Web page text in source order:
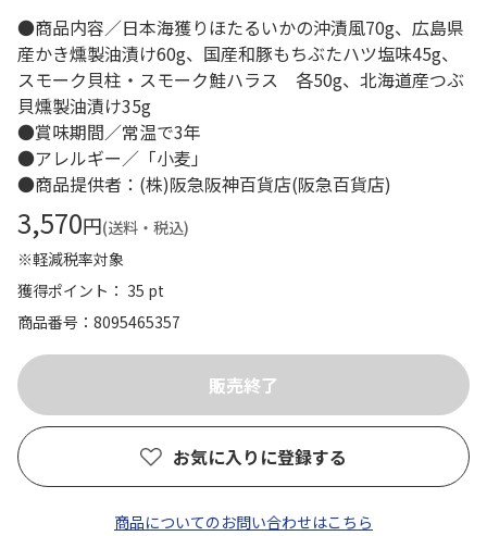
●商品内容／日本海獲りほたるいかの沖漬風70g、広島県
産かき燻製油漬け60g、国産和豚もちぶたハツ塩味45g、
スモーク貝柱・スモーク鮭ハラス 各50g、北海道産つぶ
貝燻製油漬け35g
●賞味期間／常温で3年
●アレルギー／「小麦」
●商品提供者：(株)阪急阪神百貨店(阪急百貨店)
3,570円(送料・税込)
※軽減税率対象
獲得ポイント： 35 pt
商品番号
8095465357
お気に入りに登録する
商品についてのお問い合わせはこちら